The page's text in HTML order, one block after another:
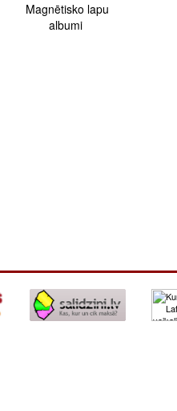
Magnētisko lapu
albumi